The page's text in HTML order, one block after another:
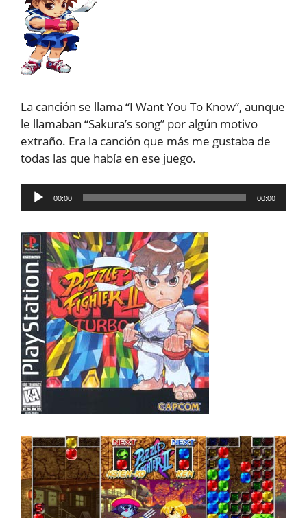
La canción se llama “I Want You To Know”, aunque
le llamaban “Sakura’s song” por algún motivo
extraño. Era la canción que más me gustaba de
todas las que había en ese juego.
Reproductor
de
00:00 00:00